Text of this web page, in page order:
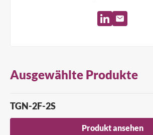
Nach einem Produkt suchen...
Ausgewählte Produkte
TGN-2F-2S
Produkt ansehen